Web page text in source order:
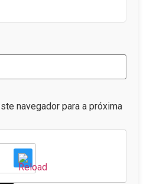
navegador para a próxima